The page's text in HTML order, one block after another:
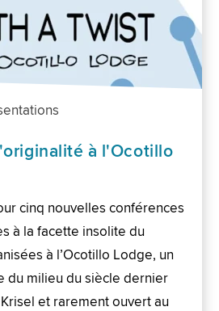
à l'Ocotillo
cinq nouvelles conférences
à la facette insolite du
à l’Ocotillo Lodge, un
du milieu du siècle dernier
et rarement ouvert au